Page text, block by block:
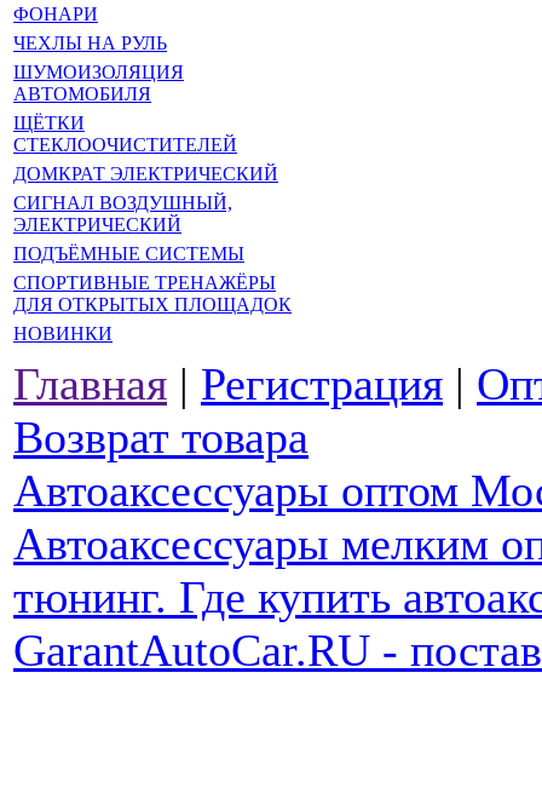
ФОНАРИ
ЧЕХЛЫ НА РУЛЬ
ШУМОИЗОЛЯЦИЯ
АВТОМОБИЛЯ
ЩЁТКИ
СТЕКЛООЧИСТИТЕЛЕЙ
ДОМКРАТ ЭЛЕКТРИЧЕСКИЙ
СИГНАЛ ВОЗДУШНЫЙ,
ЭЛЕКТРИЧЕСКИЙ
ПОДЪЁМНЫЕ СИСТЕМЫ
СПОРТИВНЫЕ ТРЕНАЖЁРЫ
ДЛЯ ОТКРЫТЫХ ПЛОЩАДОК
НОВИНКИ
Главная | Регистрация |
Возврат товара
Автоаксессуары оптом
Автоаксессуары мелким
тюнинг. Где купить
GarantAutoCar.RU -